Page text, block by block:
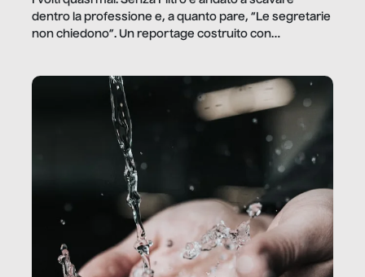
dentro la professione e, a quanto pare, “Le segretarie
non chiedono”. Un reportage costruito con